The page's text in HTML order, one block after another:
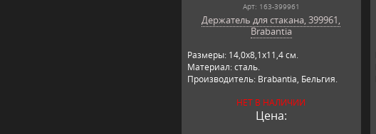
Арт: 163-399961
Держатель для стакана, 399961,
Brabantia
Размеры: 14,0х8,1х11,4 см.
Материал: сталь.
Производитель: Brabantia, Бельгия.
НЕТ В НАЛИЧИИ
Цена: